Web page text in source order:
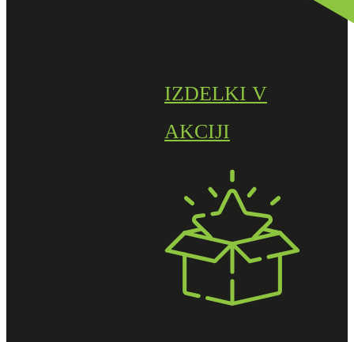
IZDELKI V
AKCIJI